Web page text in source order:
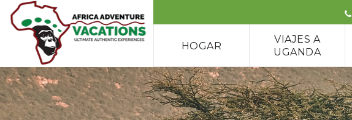
HOGAR
VIAJES A
UGANDA